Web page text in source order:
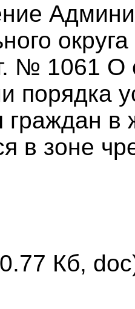
№ 1061 О
порядка
граждан
в зоне
Кб,